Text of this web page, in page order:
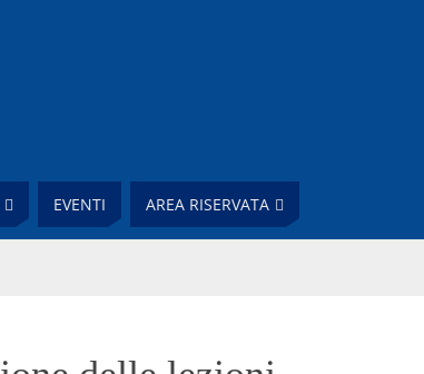
EVENTI AREA RISERVATA